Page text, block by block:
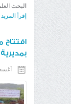
البحث
إقرأ المزيد
أغسطس